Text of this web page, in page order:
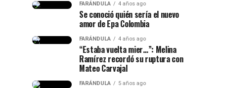
FARÁNDULA 4 años ago
Se conoció quién sería el nuevo
amor de Epa Colombia
FARÁNDULA 4 años ago
“Estaba vuelta mier…”: Melina
Ramírez recordó su ruptura con
Mateo Carvajal
FARÁNDULA 5 años ago